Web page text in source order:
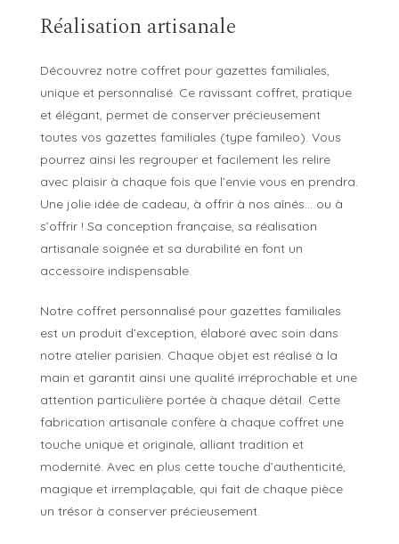
Réalisation artisanale
Découvrez notre coffret pour gazettes familiales,
unique et personnalisé. Ce ravissant coffret, pratique
et élégant, permet de conserver précieusement
toutes vos gazettes familiales (type famileo). Vous
pourrez ainsi les regrouper et facilement les relire
avec plaisir à chaque fois que l’envie vous en prendra.
Une jolie idée de cadeau, à offrir à nos aînés… ou à
s’offrir ! Sa conception française, sa réalisation
artisanale soignée et sa durabilité en font un
accessoire indispensable.
Notre coffret personnalisé pour gazettes familiales
est un produit d’exception, élaboré avec soin dans
notre atelier parisien. Chaque objet est réalisé à la
main et garantit ainsi une qualité irréprochable et une
attention particulière portée à chaque détail. Cette
fabrication artisanale confère à chaque coffret une
touche unique et originale, alliant tradition et
modernité. Avec en plus cette touche d’authenticité,
magique et irremplaçable, qui fait de chaque pièce
un trésor à conserver précieusement.